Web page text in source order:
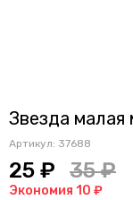
Звезда малая
Артикул: 37688
25 ₽ 35 ₽
Экономия 10 ₽